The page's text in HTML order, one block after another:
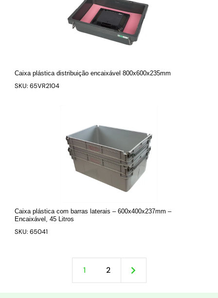
Caixa plástica distribuição encaixável 800x600x235mm
SKU: 65VR2104
Caixa plástica com barras laterais – 600x400x237mm –
Encaixável, 45 Litros
SKU: 65041
1 2